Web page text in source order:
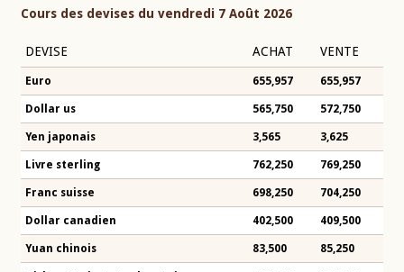
Cours des devises du vendredi 7 Août 2026
DEVISE ACHAT VENTE
Euro 655,957 655,957
Dollar us 565,750 572,750
Yen japonais 3,565 3,625
Livre sterling 762,250 769,250
Franc suisse 698,250 704,250
Dollar canadien 402,500 409,500
Yuan chinois 83,500 85,250